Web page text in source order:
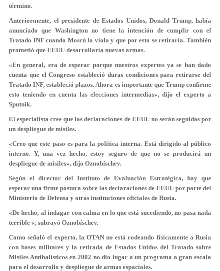
término.
Anteriormente, el presidente de Estados Unidos, Donald Trump, había
anunciado que Washington no tiene la intención de cumplir con el
Tratado INF cuando Moscú lo viola y que por esto se retiraría. También
prometió que EEUU desarrollaría nuevas armas.
«En general, era de esperar porque nuestros expertos ya se han dado
cuenta que el Congreso estableció duras condiciones para retirarse del
Tratado INF, estableció plazos. Ahora es importante que Trump confirme
esto teniendo en cuenta las elecciones intermedias», dijo el experto a
Sputnik.
El especialista cree que las declaraciones de EEUU no serán seguidas por
un despliegue de misiles.
«Creo que este paso es para la política interna. Está dirigido al público
interno. Y, una vez hecho, estoy seguro de que no se producirá un
despliegue de misiles», dijo Oznobíschev.
Según el director del Instituto de Evaluación Estratégica, hay que
esperar una firme postura sobre las declaraciones de EEUU por parte del
Ministerio de Defensa y otras instituciones oficiales de Rusia.
«De hecho, al indagar con calma en lo que está sucediendo, no pasa nada
terrible «, subrayó Oznobíschev.
Como señaló el experto, la OTAN no está rodeando físicamente a Rusia
con bases militares y la retirada de Estados Unidos del Tratado sobre
Misiles Antibalísticos en 2002 no dio lugar a un programa a gran escala
para el desarrollo y despliegue de armas espaciales.